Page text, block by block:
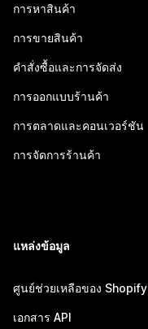
การหาสินค้า
การขายสินค้า
คำสั่งซื้อและการจัดส่ง
การออกแบบร้านค้า
การตลาดและคอนเวอร์ชัน
การจัดการร้านค้า
แหล่งข้อมูล
ศูนย์ช่วยเหลือของ Shopify
เอกสาร API